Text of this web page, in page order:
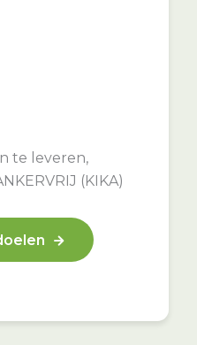
te leveren,
(KIKA)